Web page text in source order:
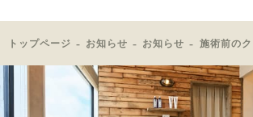
トップページ お知らせ お知らせ